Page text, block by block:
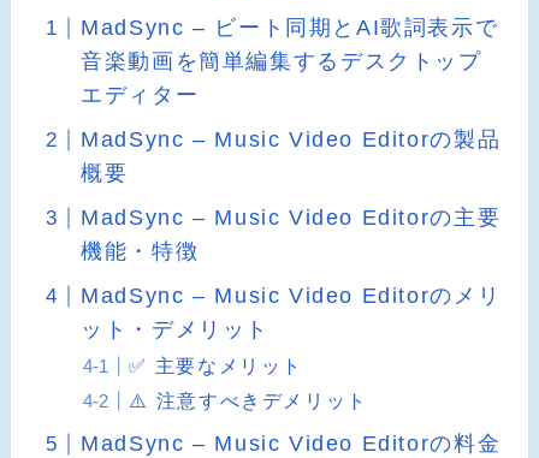
MadSync – ビート同期とAI歌詞表示で
音楽動画を簡単編集するデスクトップ
エディター
MadSync – Music Video Editorの製品
概要
MadSync – Music Video Editorの主要
機能・特徴
MadSync – Music Video Editorのメリ
ット・デメリット
✅ 主要なメリット
⚠️ 注意すべきデメリット
MadSync – Music Video Editorの料金